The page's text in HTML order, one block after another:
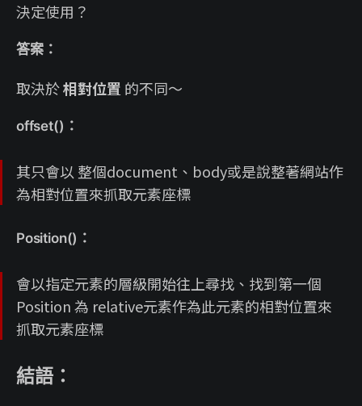
決定使用？
答案：
取決於相對位置 的不同～
offset()：
其只會以 整個document、body或是說整著網站作
為相對位置來抓取元素座標
Position()：
會以指定元素的層級開始往上尋找、找到第一個
Position 為 relative元素作為此元素的相對位置來
抓取元素座標
結語：